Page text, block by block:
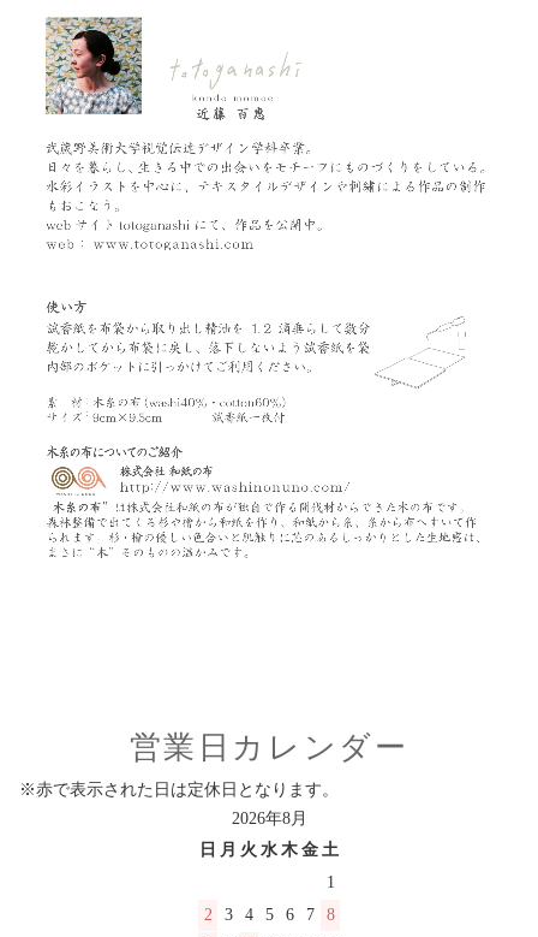
営業日カレンダー
※赤で表示された日は定休日となります。
2026年8月
日 月 火 水 木 金 土
1
2
3 4 5 6 7
8